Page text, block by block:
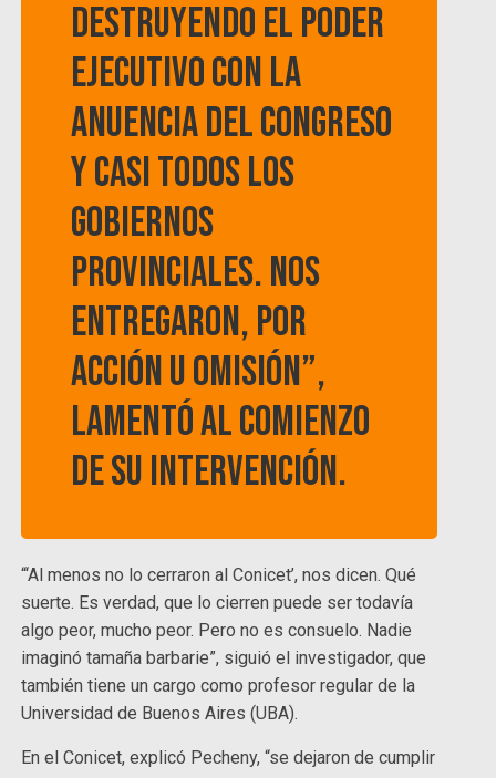
destruyendo el Poder
Ejecutivo con la
anuencia del Congreso
y casi todos los
gobiernos
provinciales. Nos
entregaron, por
acción u omisión”,
lamentó al comienzo
de su intervención.
“‘Al menos no lo cerraron al Conicet’, nos dicen. Qué
suerte. Es verdad, que lo cierren puede ser todavía
algo peor, mucho peor. Pero no es consuelo. Nadie
imaginó tamaña barbarie”, siguió el investigador, que
también tiene un cargo como profesor regular de la
Universidad de Buenos Aires (UBA).
En el Conicet, explicó Pecheny, “se dejaron de cumplir